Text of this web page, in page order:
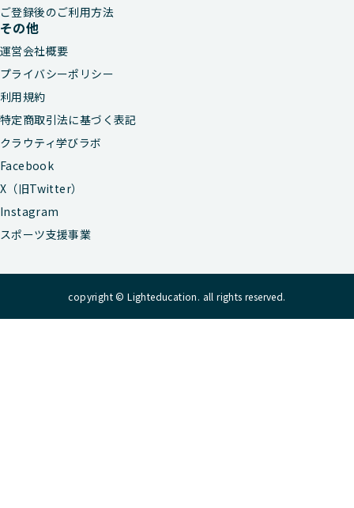
ご登録後のご利用方法
その他
運営会社概要
プライバシーポリシー
利用規約
特定商取引法に基づく表記
クラウティ学びラボ
Facebook
X（旧Twitter）
Instagram
スポーツ支援事業
copyright © Lighteducation. all rights reserved.